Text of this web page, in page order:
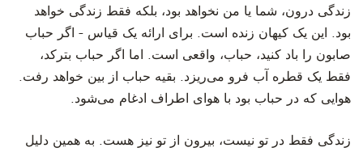
زندگی درون، شما یا من نخواهد بود، بلکه فقط زندگی خواهد
بود. این یک کیهان زنده است. برای ارائه یک قیاس - اگر حباب
صابون را باد کنید، حباب، واقعی است. اما اگر حباب بترکد،
فقط یک قطره آب فرو می‌ریزد. بقیه حباب از بین خواهد رفت.
هوایی که در حباب بود با هوای اطراف ادغام می‌شود.
زندگی فقط در تو نیست، بیرون از تو نیز هست. به همین دلیل